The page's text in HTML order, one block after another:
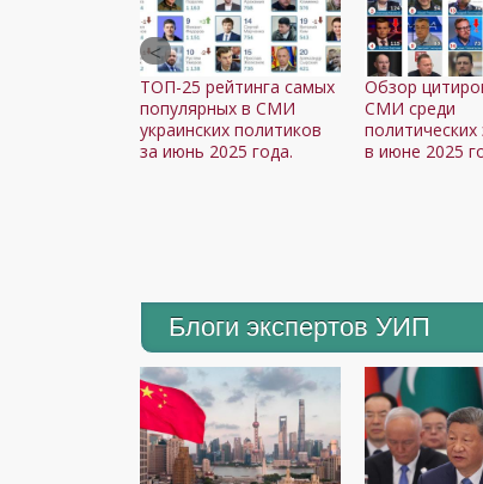
ТОП-25 рейтинга самых
популярных в СМИ
украинских политиков
за июнь 2025 года.
Обзор
СМИ среди
политических
в июне 2025
Блоги экспертов УИП